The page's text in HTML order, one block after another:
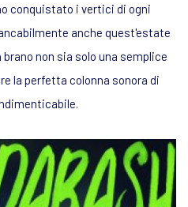
conquistato i vertici di ogni
anche quest'estate
non sia solo una semplice
la perfetta colonna sonora di